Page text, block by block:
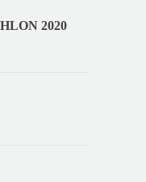
2020